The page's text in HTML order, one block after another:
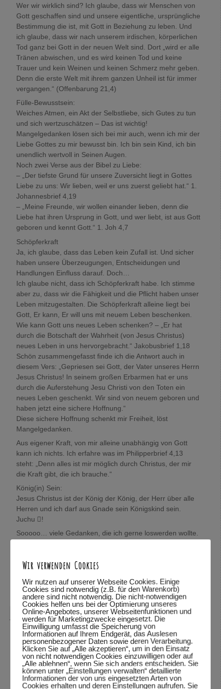
Wer wir wirklich sind? Ich glaube, dass wir Menschen von
Gott geschaffen sind und unsere eigentliche, ursprüngliche
Bestimmung die ist, mit Gott in Beziehung zu leben. Und
ich glaube, dass wir nach unserem irdischen, körperlichen
Tod ganz bei Gott in der neuen Welt sind. Dort „wird er alle
Tränen abwischen, und es wird keinen Tod und keine
Trauer und kein Weinen und keinen Schmerz mehr geben.
Denn die erste Welt mit ihrem ganzen Unheil ist für immer
vergangen.“ (Offenbarung 21,4)
Fülle-Bewusstsein:
Weiches Atmen, ein Akt der Selbstliebe, sich Gutes zu tun
und sich wertzuschätzen – Das ist wichtig!
Mangelgedanken lösen sich bei mir auch, wenn ich mir der
Liebe Gottes zu mir bewusst bin. Ich bin sein Kind, ich bin
unendlich wertvoll in Seinen Augen.
Noch zwei Verse aus der Bibel zu Liebe:
– „Der tiefste Grund für unsere Zuversicht liegt in Gottes
Liebe zu uns: Wir lieben, weil er uns zuerst geliebt hat.“ 1.
Johannesbrief 4,19
– „Meine Freunde, wir wollen einander lieben, denn die
Liebe hat ihren Ursprung in Gott, und wer liebt, ist aus Gott
geboren und kennt Gott.“ 1. Joh 4,7
Schöpferkraft
Ja, ich glaube, dass das Leben kein Zufall ist. Und sicher
haben unsere Überzeugungen, Entscheidungen und
Handlungen Einfluss darauf. Doch…
Ich glaube nicht, dass ich Schöpferkraft habe. Ich stimme
aber zu, dass wir die Fähigkeit und die Pflicht haben unser
Leben mitzugestalten. Die Schöpferkraft alleine liegt bei
Gott, Er kann, Er will uns mit neuem Leben beschenken.
Wie kann Gott uns neues Leben schenken? – „Er hat
durch die Botschaft der Wahrheit (von Jesus Christus)
neues Leben in uns hervorgebracht.“ Jakobusbrief 1,18
Schön zusammengefasst finde ich die Antwort auch in
diesem Vers: „Gepriesen sei Gott, der Vater unseres Herrn
Jesus Christus! In seinem großen Erbarmen hat er uns
durch die Auferstehung Jesu Christi von den Toten ein
neues Leben geschenkt. Wir sind von neuem geboren und
haben jetzt eine sichere Hoffnung.“
Diese sichere Hoffnung schenkt mir Freiheit, löst
Mangelgedanken.
Aus eigener Kraft, von mir alleine unabhängig von Gott
kann ich nichts. Ich erfahre was im Philipperbrief 4,13
steht: „Denn alles ist mir möglich durch Christus, der mir
die Kraft gibt, die ich brauche.“
König(in) Sein:
Jesus Christus ist der König der König, der Herr über alle
Herren und ich darf aus Gnade sein Königskind sein.
Juchu !
Sooooo… viele Gedanken, die ich gerne loswerden wollte.
In Verbundenheit,
Mira
Antworten↓
Wolfgang Dodelsagte am28.10.2015 um 22:08 :
Hallo Mira,
vielen Dank für das mitteilen deiner Gedanken. Schön,
dass du so viele Bibelstellen zitieren kannst und mit uns
teilst.
Was ich über deine Gedanken denke? Ich habe deine
Wir verwenden Cookies
Wir nutzen auf unserer Webseite Cookies. Einige
Cookies sind notwendig (z.B. für den Warenkorb)
andere sind nicht notwendig. Die nicht-notwendigen
Cookies helfen uns bei der Optimierung unseres
Online-Angebotes, unserer Webseitenfunktionen und
werden für Marketingzwecke eingesetzt. Die
Einwilligung umfasst die Speicherung von
Informationen auf Ihrem Endgerät, das Auslesen
personenbezogener Daten sowie deren Verarbeitung.
Klicken Sie auf „Alle akzeptieren“, um in den Einsatz
von nicht notwendigen Cookies einzuwilligen oder auf
„Alle ablehnen“, wenn Sie sich anders entscheiden. Sie
können unter „Einstellungen verwalten“ detaillierte
Informationen der von uns eingesetzten Arten von
Cookies erhalten und deren Einstellungen aufrufen. Sie